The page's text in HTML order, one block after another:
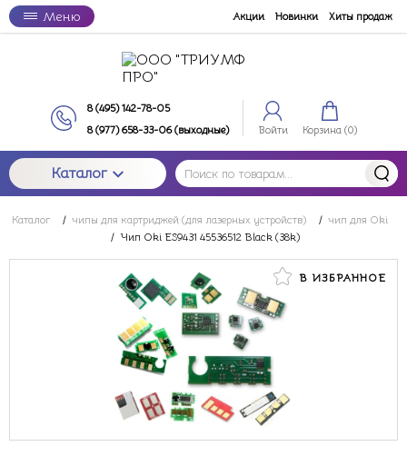
Меню Акции Новинки Хиты продаж
8 (495) 142-78-05
8 (977) 658-33-06 (выходные)
Войти Корзина (0)
Каталог
Каталог / чипы для картриджей (для лазерных устройств) / чип для Oki
/ Чип Oki ES9431 45536512 Black (38k)
В ИЗБРАННОЕ